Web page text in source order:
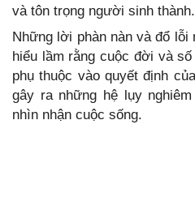
và tôn trọng người sinh thành.
Những lời phàn nàn và đổ lỗi
hiểu lầm rằng cuộc đời và
phụ thuộc vào quyết định
gây ra những hệ lụy
nhìn nhận cuộc sống.